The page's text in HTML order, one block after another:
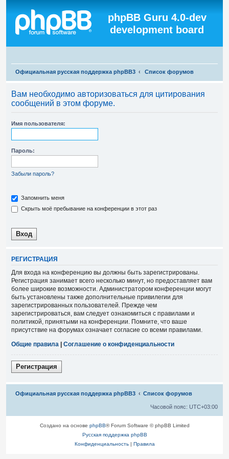
phpBB Guru 4.0-dev
development board
Официальная русская поддержка phpBB3 Список форумов
Вам необходимо авторизоваться для цитирования
сообщений в этом форуме.
Имя пользователя:
Пароль:
Забыли пароль?
Запомнить меня
Скрыть моё пребывание на конференции в этот раз
РЕГИСТРАЦИЯ
Для входа на конференцию вы должны быть зарегистрированы.
Регистрация занимает всего несколько минут, но предоставляет вам
более широкие возможности. Администратором конференции могут
быть установлены также дополнительные привилегии для
зарегистрированных пользователей. Прежде чем
зарегистрироваться, вам следует ознакомиться с правилами и
политикой, принятыми на конференции. Помните, что ваше
присутствие на форумах означает согласие со всеми правилами.
Общие правила
Соглашение о конфиденциальности
Регистрация
Официальная русская поддержка phpBB3 Список форумов
Часовой пояс: UTC+03:00
Связаться с
Создано на основе phpBB® Forum Software © phpBB Limited
Русская поддержка phpBB
Конфиденциальность| Правила